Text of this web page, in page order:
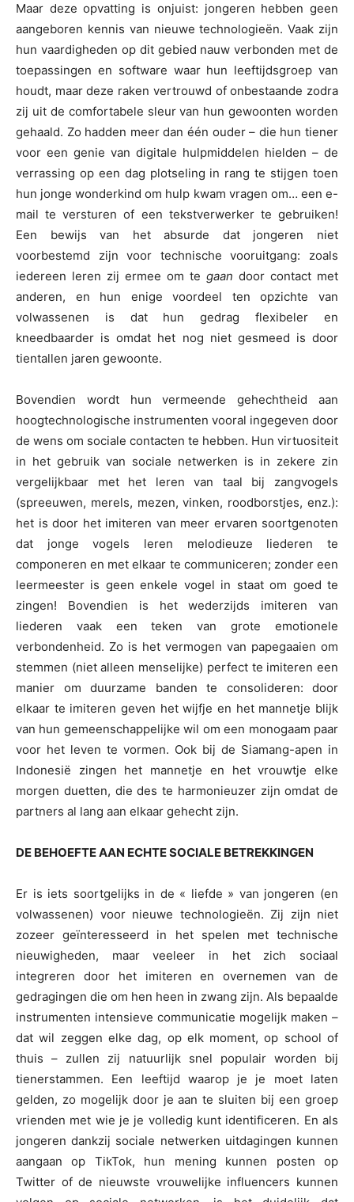
Maar deze opvatting is onjuist: jongeren hebben geen
aangeboren kennis van nieuwe technologieën. Vaak zijn
hun vaardigheden op dit gebied nauw verbonden met de
toepassingen en software waar hun leeftijdsgroep van
houdt, maar deze raken vertrouwd of onbestaande zodra
zij uit de comfortabele sleur van hun gewoonten worden
gehaald. Zo hadden meer dan één ouder – die hun tiener
voor een genie van digitale hulpmiddelen hielden – de
verrassing op een dag plotseling in rang te stijgen toen
hun jonge wonderkind om hulp kwam vragen om… een e-
mail te versturen of een tekstverwerker te gebruiken!
Een bewijs van het absurde dat jongeren niet
voorbestemd zijn voor technische vooruitgang: zoals
iedereen leren zij ermee om te gaan door contact met
anderen, en hun enige voordeel ten opzichte van
volwassenen is dat hun gedrag flexibeler en
kneedbaarder is omdat het nog niet gesmeed is door
tientallen jaren gewoonte.
Bovendien wordt hun vermeende gehechtheid aan
hoogtechnologische instrumenten vooral ingegeven door
de wens om sociale contacten te hebben. Hun virtuositeit
in het gebruik van sociale netwerken is in zekere zin
vergelijkbaar met het leren van taal bij zangvogels
(spreeuwen, merels, mezen, vinken, roodborstjes, enz.):
het is door het imiteren van meer ervaren soortgenoten
dat jonge vogels leren melodieuze liederen te
componeren en met elkaar te communiceren; zonder een
leermeester is geen enkele vogel in staat om goed te
zingen! Bovendien is het wederzijds imiteren van
liederen vaak een teken van grote emotionele
verbondenheid. Zo is het vermogen van papegaaien om
stemmen (niet alleen menselijke) perfect te imiteren een
manier om duurzame banden te consolideren: door
elkaar te imiteren geven het wijfje en het mannetje blijk
van hun gemeenschappelijke wil om een monogaam paar
voor het leven te vormen. Ook bij de Siamang-apen in
Indonesië zingen het mannetje en het vrouwtje elke
morgen duetten, die des te harmonieuzer zijn omdat de
partners al lang aan elkaar gehecht zijn.
DE BEHOEFTE AAN ECHTE SOCIALE BETREKKINGEN
Er is iets soortgelijks in de « liefde » van jongeren (en
volwassenen) voor nieuwe technologieën. Zij zijn niet
zozeer geïnteresseerd in het spelen met technische
nieuwigheden, maar veeleer in het zich sociaal
integreren door het imiteren en overnemen van de
gedragingen die om hen heen in zwang zijn. Als bepaalde
instrumenten intensieve communicatie mogelijk maken –
dat wil zeggen elke dag, op elk moment, op school of
thuis – zullen zij natuurlijk snel populair worden bij
tienerstammen. Een leeftijd waarop je je moet laten
gelden, zo mogelijk door je aan te sluiten bij een groep
vrienden met wie je je volledig kunt identificeren. En als
jongeren dankzij sociale netwerken uitdagingen kunnen
aangaan op TikTok, hun mening kunnen posten op
Twitter of de nieuwste vrouwelijke influencers kunnen